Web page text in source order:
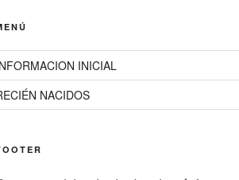
INICIAL
NACIDOS